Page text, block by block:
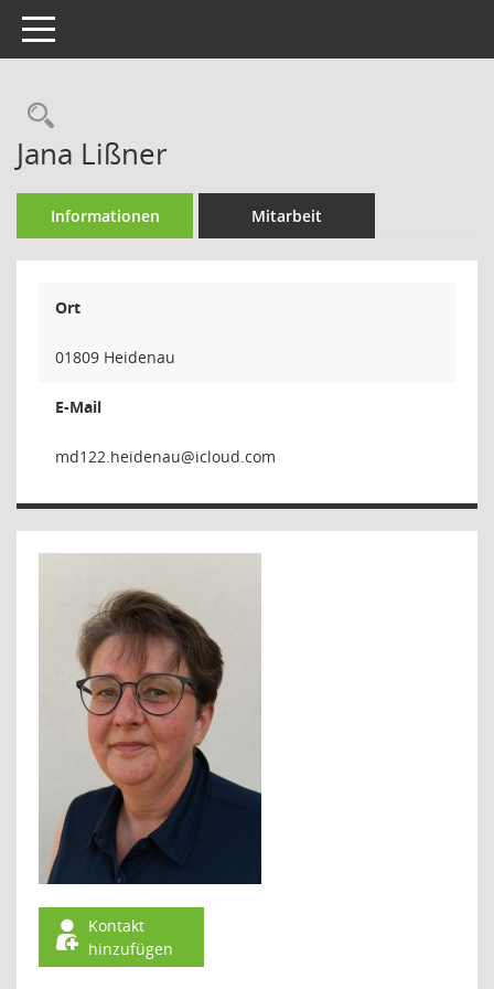
Toggle navigation
Rechercheauswahl
Jana Lißner
Informationen Mitarbeit
Ort
01809 Heidenau
E-Mail
uanedie
Kontakt
hinzufügen